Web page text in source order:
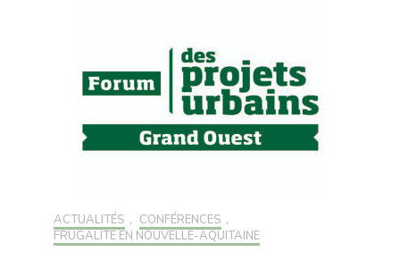
ACTUALITÉS , CONFÉRENCES ,
FRUGALITÉ EN NOUVELLE-AQUITAINE